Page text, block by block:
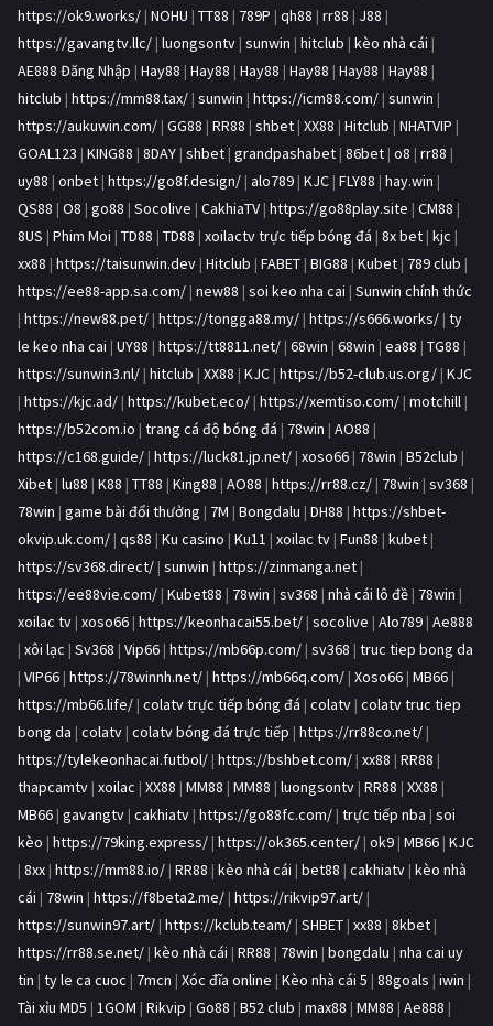
https://ok9.works/ | NOHU | TT88 | 789P | qh88 | rr88 | J88 |
https://gavangtv.llc/ | luongsontv | sunwin | hitclub | kèo nhà cái |
AE888 Đăng Nhập | Hay88 | Hay88 | Hay88 | Hay88 | Hay88 | Hay88 |
hitclub | https://mm88.tax/ | sunwin | https://icm88.com/ | sunwin |
https://aukuwin.com/ | GG88 | RR88 | shbet | XX88 | Hitclub | NHATVIP |
GOAL123 | KING88 | 8DAY | shbet | grandpashabet | 86bet | o8 | rr88 |
uy88 | onbet | https://go8f.design/ | alo789 | KJC | FLY88 | hay.win |
QS88 | O8 | go88 | Socolive | CakhiaTV | https://go88play.site | CM88 |
8US | Phim Moi | TD88 | TD88 | xoilactv trực tiếp bóng đá | 8x bet | kjc |
xx88 | https://taisunwin.dev | Hitclub | FABET | BIG88 | Kubet | 789 club |
https://ee88-app.sa.com/ | new88 | soi keo nha cai | Sunwin chính thức
| https://new88.pet/ | https://tongga88.my/ | https://s666.works/ | ty
le keo nha cai | UY88 | https://tt8811.net/ | 68win | 68win | ea88 | TG88 |
https://sunwin3.nl/ | hitclub | XX88 | KJC | https://b52-club.us.org/ | KJC
| https://kjc.ad/ | https://kubet.eco/ | https://xemtiso.com/ | motchill |
https://b52com.io | trang cá độ bóng đá | 78win | AO88 |
https://c168.guide/ | https://luck81.jp.net/ | xoso66 | 78win | B52club |
Xibet | lu88 | K88 | TT88 | King88 | AO88 | https://rr88.cz/ | 78win | sv368 |
78win | game bài đổi thưởng | 7M | Bongdalu | DH88 | https://shbet-
okvip.uk.com/ | qs88 | Ku casino | Ku11 | xoilac tv | Fun88 | kubet |
https://sv368.direct/ | sunwin | https://zinmanga.net |
https://ee88vie.com/ | Kubet88 | 78win | sv368 | nhà cái lô đề | 78win |
xoilac tv | xoso66 | https://keonhacai55.bet/ | socolive | Alo789 | Ae888
| xôi lạc | Sv368 | Vip66 | https://mb66p.com/ | sv368 | truc tiep bong da
| VIP66 | https://78winnh.net/ | https://mb66q.com/ | Xoso66 | MB66 |
https://mb66.life/ | colatv trực tiếp bóng đá | colatv | colatv truc tiep
bong da | colatv | colatv bóng đá trực tiếp | https://rr88co.net/ |
https://tylekeonhacai.futbol/ | https://bshbet.com/ | xx88 | RR88 |
thapcamtv | xoilac | XX88 | MM88 | MM88 | luongsontv | RR88 | XX88 |
MB66 | gavangtv | cakhiatv | https://go88fc.com/ | trực tiếp nba | soi
kèo | https://79king.express/ | https://ok365.center/ | ok9 | MB66 | KJC
| 8xx | https://mm88.io/ | RR88 | kèo nhà cái | bet88 | cakhiatv | kèo nhà
cái | 78win | https://f8beta2.me/ | https://rikvip97.art/ |
https://sunwin97.art/ | https://kclub.team/ | SHBET | xx88 | 8kbet |
https://rr88.se.net/ | kèo nhà cái | RR88 | 78win | bongdalu | nha cai uy
tin | ty le ca cuoc | 7mcn | Xóc đĩa online | Kèo nhà cái 5 | 88goals | iwin |
Tài xỉu MD5 | 1GOM | Rikvip | Go88 | B52 club | max88 | MM88 | Ae888 |